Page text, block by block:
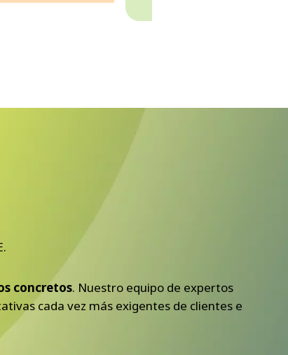
concretos. Nuestro equipo de expertos
cada vez más exigentes de clientes e